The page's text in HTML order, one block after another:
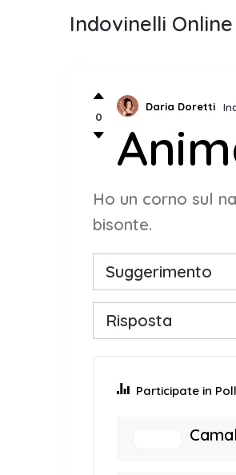
Indovinelli Online
0
Daria Doretti
Ho un corno sul
bisonte.
Suggerimento
Risposta
Participate in